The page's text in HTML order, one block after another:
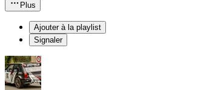
Plus
Ajouter à la playlist
Signaler